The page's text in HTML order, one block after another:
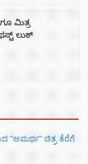
ಮಿತ್ರ
ಲುಕ್
“ಅಮರ್ಥ” ಚಿತ್ರ ತೆರೆಗೆ